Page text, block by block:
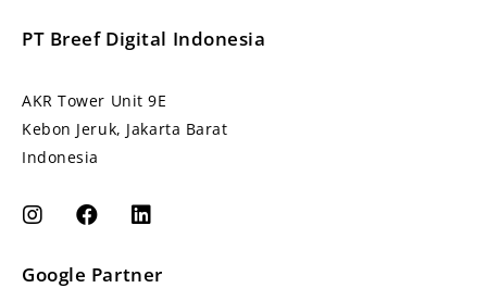
PT Breef Digital Indonesia
AKR Tower Unit 9E
Kebon Jeruk, Jakarta Barat
Indonesia
Google Partner